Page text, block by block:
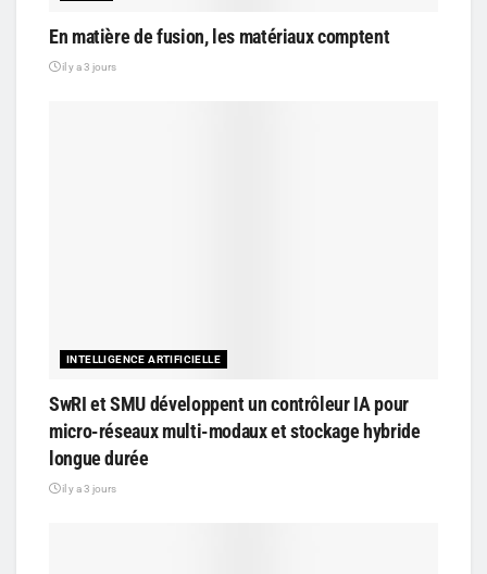
En matière de fusion, les matériaux comptent
il y a 3 jours
INTELLIGENCE ARTIFICIELLE
SwRI et SMU développent un contrôleur IA pour
micro-réseaux multi-modaux et stockage hybride
longue durée
il y a 3 jours